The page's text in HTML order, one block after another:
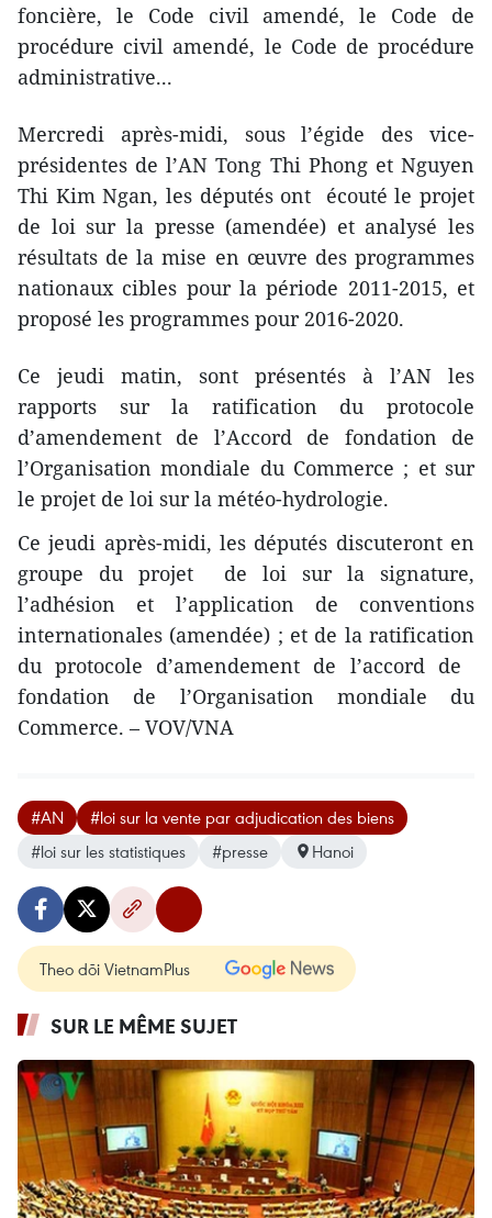
foncière, le Code civil amendé, le Code de
procédure civil amendé, le Code de procédure
administrative...
Mercredi après-midi, sous l’égide des vice-
présidentes de l’AN Tong Thi Phong et Nguyen
Thi Kim Ngan, les députés ont écouté le projet
de loi sur la presse (amendée) et analysé les
résultats de la mise en œuvre des programmes
nationaux cibles pour la période 2011-2015, et
proposé les programmes pour 2016-2020.
Ce jeudi matin, sont présentés à l’A​N les
rapports sur la ratification du protocole
d’amendement de l’Accord de ​fondation de
l’Organisation mondiale du Commerce ; et sur
le projet de loi sur la météo-hydrologie.
Ce jeudi après-midi, les députés discuteront en
groupe du projet ​ de loi sur la signature,
l’adhésion et l’application de conventions
internationales (amendée) ; et de la ratification
du protocole d’amendement de l’accord de ​
fondation de l’Organisation mondiale du
Commerce. – VOV/VNA
#AN
#loi sur la vente par adjudication des biens
#loi sur les statistiques
#presse Hanoi
Theo dõi VietnamPlus
SUR LE MÊME SUJET